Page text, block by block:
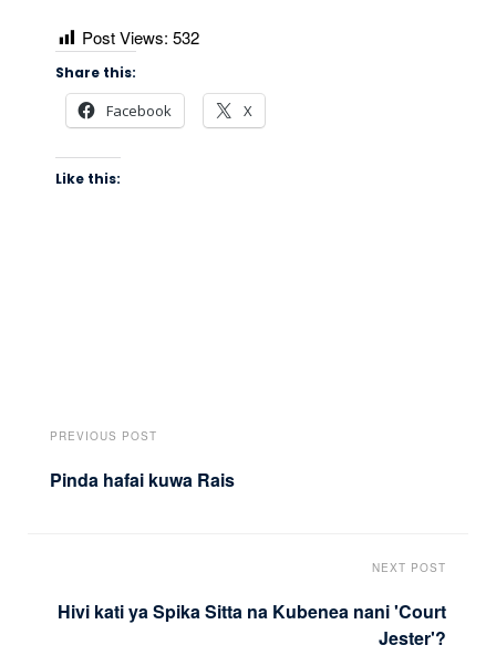
Post Views: 532
Share this:
Facebook X
Like this:
PREVIOUS POST
Pinda hafai kuwa Rais
NEXT POST
Hivi kati ya Spika Sitta na Kubenea nani 'Court
Jester'?